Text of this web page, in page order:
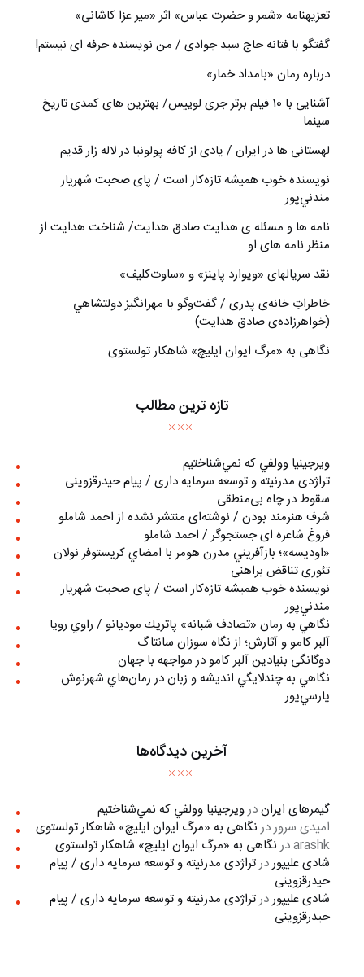
تعزیه‎نامه‏ «شمر و حضرت عباس» اثر «میر عزا کاشانی»
گفتگو با فتانه حاج سید جوادی / من نویسنده حرفه ای نیستم!
درباره رمان «بامداد خمار»
آشنایی با 10 فیلم برتر جری لوییس/ بهترین های کمدی تاریخ
سینما
لهستانی ها در ایران / یادی از کافه پولونیا در لاله زار قدیم
نويسنده خوب هميشه تازه‌كار است / پای صحبت شهريار
مندني‌پور
نامه ها و مسئله ی هدایت صادق هدایت/ شناخت هدایت از
منظر نامه های او
نقد سریالهای «ویوارد پاینز» و «ساوت‌کلیف»
خاطراتِ خانه‌ی پدری / گفت‌وگو با مهرانگيز دولتشاهي
(خواهرزاده‌ی صادق هدايت)
نگاهی به «مرگ ايوان ايليچ» شاهکار تولستوی
تازه ترین مطالب
ويرجينيا وولفي كه نمي‌شناختيم
تراژدی مدرنیته و توسعه سرمایه داری / پیام حیدرقزوینی
سقوط در چاه بی‌منطقی
شرف هنرمند بودن / نوشته‌ای منتشر نشده از احمد شاملو
فروغ شاعره ای جستجوگر / احمد شاملو
«اوديسه»؛ بازآفريني مدرن هومر با امضاي كريستوفر نولان
تئوری تناقض براهنی
نويسنده خوب هميشه تازه‌كار است / پای صحبت شهريار
مندني‌پور
نگاهي به رمان «تصادف شبانه» پاتريك موديانو / راوي رويا
آلبر کامو و آثارش؛ از نگاه سوزان سانتاگ
دوگانگی بنیادین آلبر کامو در مواجهه با جهان
نگاهي به چندلايگي انديشه و زبان در رمان‌هاي شهرنوش
پارسي‌پور
آخرین دیدگاه‌ها
گیمرهای ایراندرويرجينيا وولفي كه نمي‌شناختيم
امیدی سروردرنگاهی به «مرگ ايوان ايليچ» شاهکار تولستوی
arashkدرنگاهی به «مرگ ايوان ايليچ» شاهکار تولستوی
شادی علیپوردرتراژدی مدرنیته و توسعه سرمایه داری / پیام
حیدرقزوینی
شادی علیپوردرتراژدی مدرنیته و توسعه سرمایه داری / پیام
حیدرقزوینی